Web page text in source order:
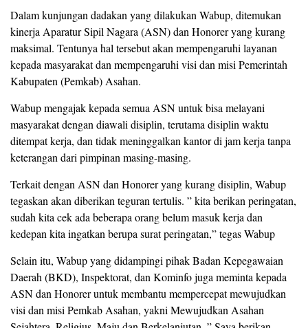
Dalam kunjungan dadakan yang dilakukan Wabup, ditemukan
kinerja Aparatur Sipil Nagara (ASN) dan Honorer yang kurang
maksimal. Tentunya hal tersebut akan mempengaruhi layanan
kepada masyarakat dan mempengaruhi visi dan misi Pemerintah
Kabupaten (Pemkab) Asahan.
Wabup mengajak kepada semua ASN untuk bisa melayani
masyarakat dengan diawali disiplin, terutama disiplin waktu
ditempat kerja, dan tidak meninggalkan kantor di jam kerja tanpa
keterangan dari pimpinan masing-masing.
Terkait dengan ASN dan Honorer yang kurang disiplin, Wabup
tegaskan akan diberikan teguran tertulis. ” kita berikan peringatan,
sudah kita cek ada beberapa orang belum masuk kerja dan
kedepan kita ingatkan berupa surat peringatan,” tegas Wabup
Selain itu, Wabup yang didampingi pihak Badan Kepegawaian
Daerah (BKD), Inspektorat, dan Kominfo juga meminta kepada
ASN dan Honorer untuk membantu mempercepat mewujudkan
visi dan misi Pemkab Asahan, yakni Mewujudkan Asahan